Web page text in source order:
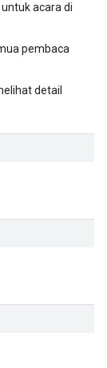
acara di
pembaca
detail